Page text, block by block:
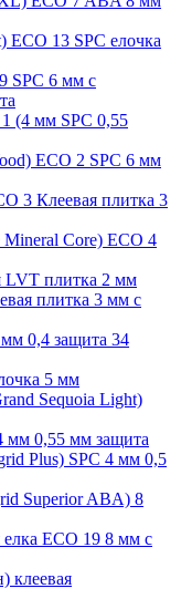
ECO 13 SPC елочка
SPC 6 мм с
(4 мм SPC 0,55
ECO 2 SPC 6 мм
3 Клеевая плитка 3
Core) ECO 4
LVT плитка 2 мм
плитка 3 мм с
0,4 защита 34
5 мм
Sequoia Light)
мм 0,55 мм защита
Plus) SPC 4 мм 0,5
Superior ABA) 8
ECO 19 8 мм с
клеевая